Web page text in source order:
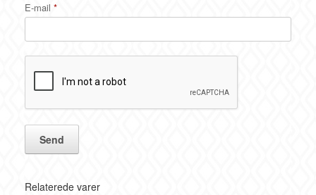
E-mail *
Relaterede varer